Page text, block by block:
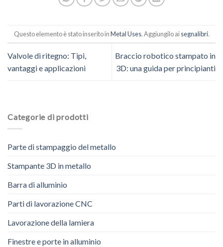
Questo elemento è stato inserito inMetal Uses. Aggiungilo aisegnalibri.
Valvole di ritegno: Tipi,
vantaggi e applicazioni
Braccio robotico stampato in
3D: una guida per principianti
Categorie di prodotti
Parte di stampaggio del metallo
Stampante 3D in metallo
Barra di alluminio
Parti di lavorazione CNC
Lavorazione della lamiera
Finestre e porte in alluminio